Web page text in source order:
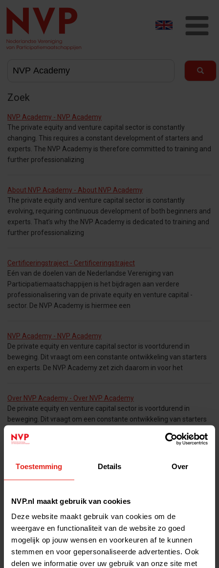
Toestemming Details Over
NVP.nl maakt gebruik van cookies
Deze website maakt gebruik van cookies om de
weergave en functionaliteit van de website zo goed
mogelijk op jouw wensen en voorkeuren af te kunnen
stemmen en voor gepersonaliseerde advertenties. Ook
delen we informatie over uw gebruik van onze site met
Zoek
NVP Academy - NVP Academy
The private equity and venture capital sector is constantly
changing. This requires a constant development of starters and
experts. The NVP Academy is therefore committed to training and
further professionalizing
About NVP Academy - About NVP Academy
The private equity and venture capital sector is constantly
evolving, requiring continuous development of both beginners and
experts. That’s why the NVP Academy is dedicated to training and
further professionalizing
Certificeringstraject - Certificeringstraject
Eén van de doelen van de Nederlandse Vereniging van
Participatiemaatschappijen is het bijdragen aan verdere
professionalisering van de private equity en venture capital -
sector. De NVP Academy is hiermee een
NVP Academy - NVP Academy
De private equity en venture capital sector is voortdurend in
beweging. Dit vraagt om een constante ontwikkeling van starters
en experts. De NVP Academy zet zich daarom in voor het
Over NVP Academy - Over NVP Academy
De private equity en venture capital sector is voortdurend in
beweging. Dit vraagt om een constante ontwikkeling van starters
Joyce Houterman (ROM Utrecht Region) over de NVP Academy
De ROM Utrecht Region is NVP-lid sinds januari 2021. Vele ROM-
ook Joyce Houterman, Investment Manager bij de ROM Utrecht
Region. Zij
Commissie NVP Academy - NVP Academy
De NVP Academy Commissie bestaat uit 8 leden. De commissie
bepaalt in belangrijke mate de inhoud van de NVP trainingen en